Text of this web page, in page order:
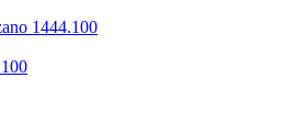
1444.100